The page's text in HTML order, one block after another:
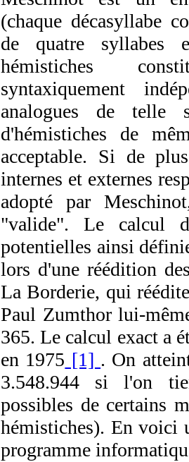
(chaque décasyllabe
de quatre syllabes
hémistiches
syntaxiquement
analogues de telle
d'hémistiches de
acceptable. Si de
internes et externes
adopté par
"valide". Le calcul
potentielles ainsi
lors d'une réédition
La Borderie, qui
Paul Zumthor lui-
365. Le calcul exact a
en 1975 [1] . On
3.548.944 si l'on
possibles de certains
hémistiches). En voici
programme